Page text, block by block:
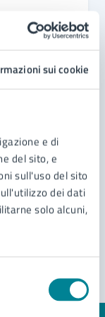
sui cookie
e di
del sito, e
sull'uso del sito
dei dati
solo alcuni,
di
rotatoria
lavori di
sosta
attività di
al